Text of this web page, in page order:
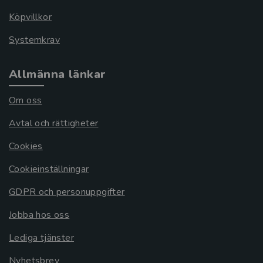
Köpvillkor
Systemkrav
Allmänna länkar
Om oss
Avtal och rättigheter
Cookies
Cookieinställningar
GDPR och personuppgifter
Jobba hos oss
Lediga tjänster